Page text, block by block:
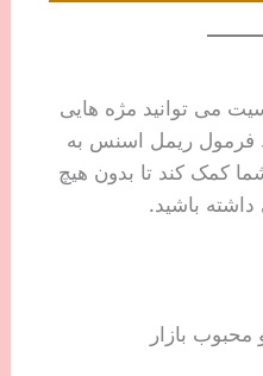
می توانید مژه هایی
فرمول ریمل اسنس به
کمک کند تا بدون هیچ
باشید.
بازار